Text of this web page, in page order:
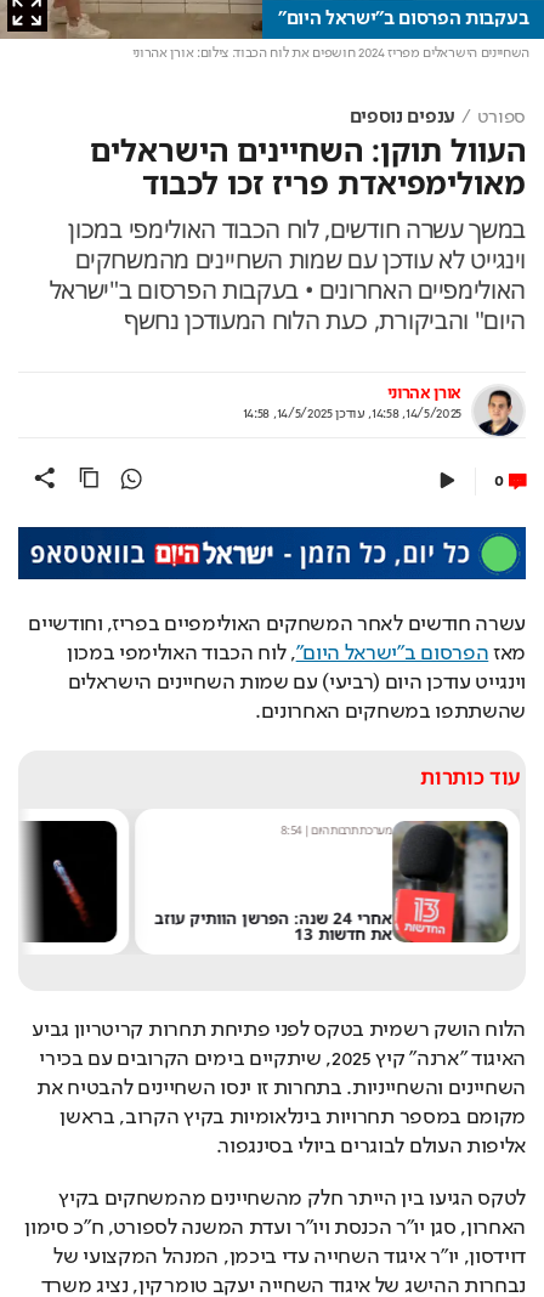
השחיינים הישראלים מפריז 2024 חושפים את לוח הכבוד . צילום: אורן אהרוני
בעקבות הפרסום ב"ישראל היום"
ספורט ענפים נוספים
העוול תוקן: השחיינים הישראלים
מאולימפיאדת פריז זכו לכבוד
במשך עשרה חודשים, לוח הכבוד האולימפי במכון
וינגייט לא עודכן עם שמות השחיינים מהמשחקים
האולימפיים האחרונים • בעקבות הפרסום ב"ישראל
היום" והביקורת, כעת הלוח המעודכן נחשף
אורן אהרוני
14/5/2025, 14:58
, עודכן14/5/2025, 14:58
0
מאז הפרסום ב"ישראל היום"
שהשתתפו במשחקים האחרונים.
עוד כותרות
מערכת תרבות היום|
8:54
אחרי 24 שנה: הפרשן הוותיק עוזב
את חדשות 13
מקומם במספר תחרויות בינלאומיות בקיץ הקרוב, בראשן
אליפות העולם לבוגרים ביולי בסינגפור.
לטקס הגיעו בין הייתר חלק מהשחיינים מהמשחקים בקיץ
האחרון, סגן יו"ר הכנסת ויו"ר ועדת המשנה לספורט, ח"כ סימון
דוידסון, יו"ר איגוד השחייה עדי ביכמן, המנהל המקצועי של